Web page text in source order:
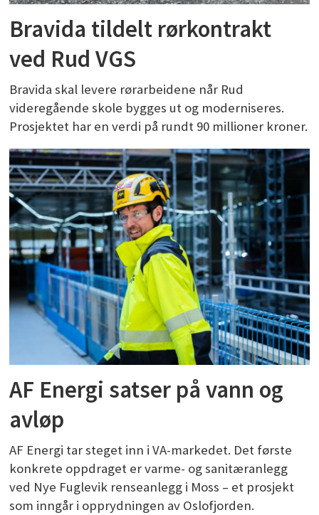
Bravida tildelt rørkontrakt
ved Rud VGS
Bravida skal levere rørarbeidene når Rud
videregående skole bygges ut og moderniseres.
Prosjektet har en verdi på rundt 90 millioner kroner.
AF Energi satser på vann og
avløp
AF Energi tar steget inn i VA-markedet. Det første
konkrete oppdraget er varme- og sanitæranlegg
ved Nye Fuglevik renseanlegg i Moss – et prosjekt
som inngår i opprydningen av Oslofjorden.